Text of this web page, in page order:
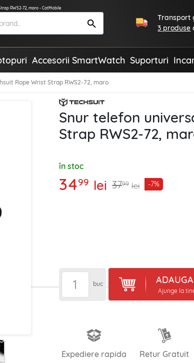
RWS2-72, maro - CatMobile
Transport
3 produse
Accesorii SmartWatch Suporturi
Rope Wrist Strap RWS2-72, maro
Snur telefon
Strap RWS2-72,
în stoc
3499 lei 3799 lei -7%
buc
Ajunge la
Expediere rapida Retur Gratuit